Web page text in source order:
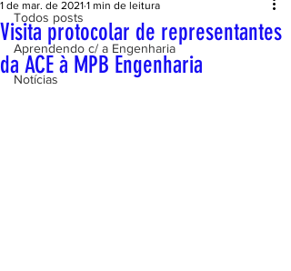
Todos posts
Aprendendo c/ a Engenharia
Notícias
Visita protocolar de representantes
da ACE à MPB Engenharia
1 de mar. de 2021 1 min de leitura